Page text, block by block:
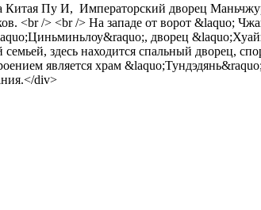
Пу И, Императорский дворец
<br /> <br /> На западе от ворот &laquo;
дворец
здесь находится спальный дворец,
является храм
div>